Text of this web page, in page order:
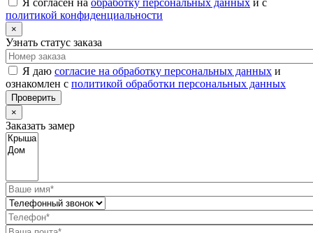
политикой конфиденциальности
×
Узнать статус заказа
Я даю согласие на обработку персональных данных и
ознакомлен с политикой обработки персональных данных
Проверить
×
Заказать замер